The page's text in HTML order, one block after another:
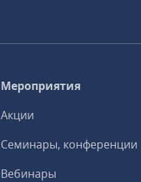
Мероприятия
Акции
Семинары, конференции
Вебинары